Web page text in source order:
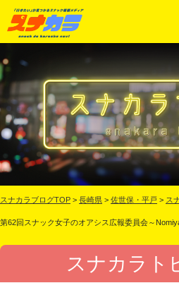
スナカラブログTOP > 長崎県 > 佐世保・平戸 > ス
第62回スナック女子のオアシス広報委員会～
スナカラト